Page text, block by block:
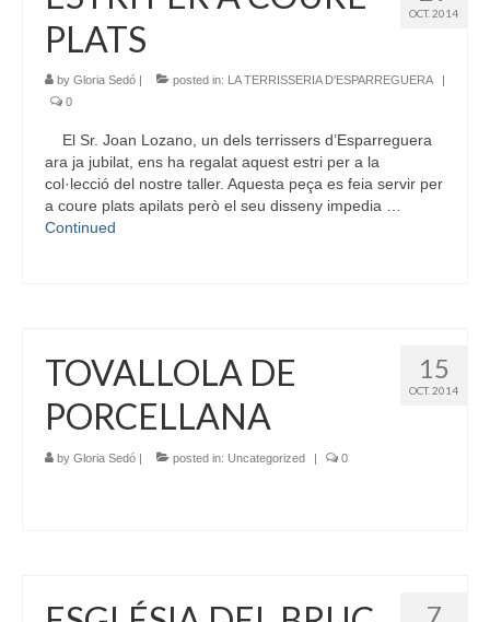
OCT. 2014
PLATS
by Gloria Sedó posted in: LA TERRISSERIA D'ESPARREGUERA
0
El Sr. Joan Lozano, un dels terrissers d’Esparreguera
ara ja jubilat, ens ha regalat aquest estri per a la
col·lecció del nostre taller. Aquesta peça es feia servir per
a coure plats apilats però el seu disseny impedia …
Continued
15
OCT. 2014
TOVALLOLA DE
PORCELLANA
by Gloria Sedó | posted in: Uncategorized | 0
7